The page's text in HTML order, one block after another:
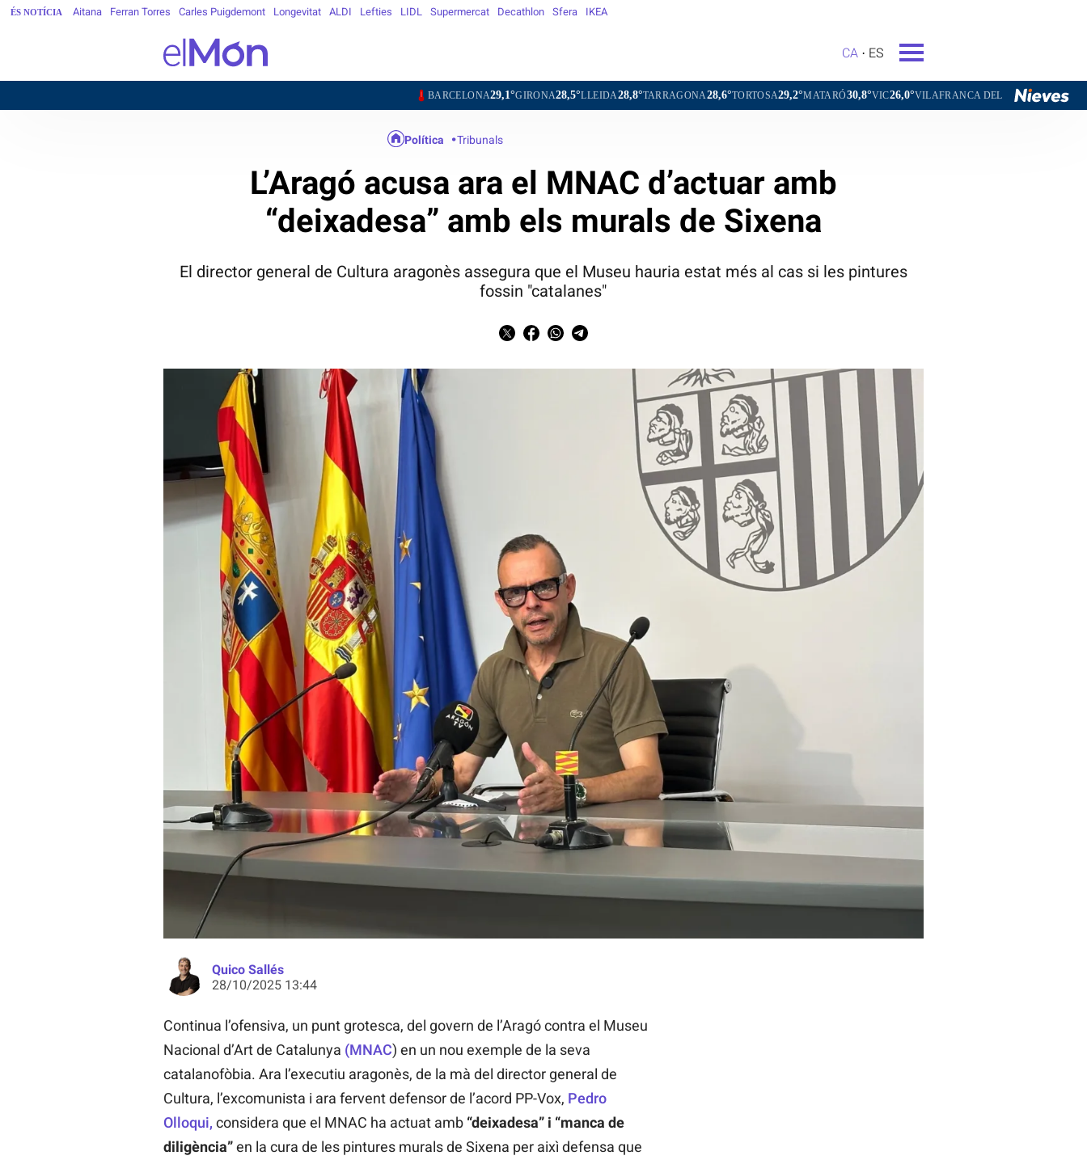
ÉS NOTÍCIA Aitana Ferran Torres Carles Puigdemont Longevitat ALDI Lefties LIDL Supermercat Decathlon Sfera IKEA
CA ES
29,1°GIRONA28,5°LLEIDA28,8°TARRAGONA28,6°TORTOSA29,2°MATARÓ30,8°VIC26,0°VILAFRANCA DEL PENEDÈS28,1°VILANOVA I LA
El director general de Cultura d'Aragó, Pedro Olloqui,/Govern d'Aragó/EP
Política Tribunals
L’Aragó acusa ara el MNAC d’actuar amb
“deixadesa” amb els murals de Sixena
El director general de Cultura aragonès assegura que el Museu hauria estat més al cas si les pintures
fossin "catalanes"
Quico Sallés
28/10/2025 13:44
Continua l’ofensiva, un punt grotesca, del govern de l’Aragó contra el Museu
Nacional d’Art de Catalunya (MNAC) en un nou exemple de la seva
catalanofòbia. Ara l’executiu aragonès, de la mà del director general de
Cultura, l’excomunista i ara fervent defensor de l’acord PP-Vox, Pedro
Olloqui, considera que el MNAC ha actuat amb“deixadesa” i “manca de
diligència”en la cura de les pintures murals de Sixena per aixì defensa que